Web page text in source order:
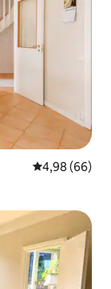
4,98 de uma
4,98 (66)